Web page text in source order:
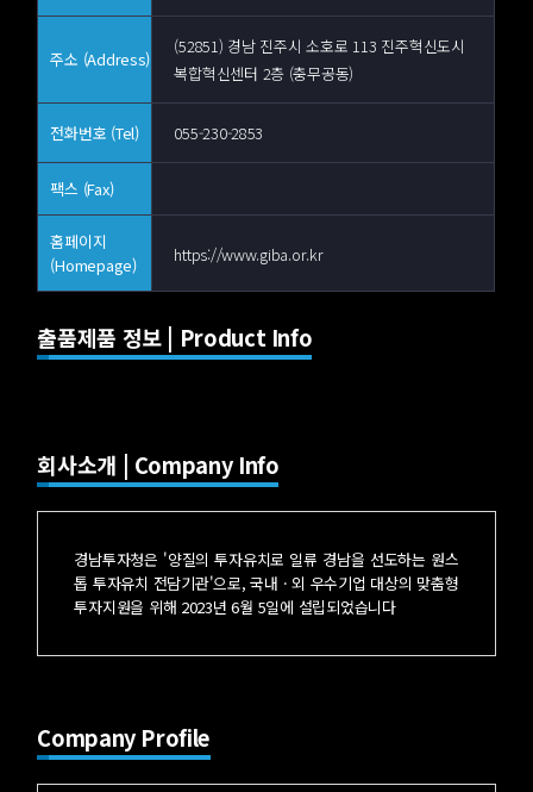
주소 (Address)
(52851) 경남 진주시 소호로 113 진주혁신도시
복합혁신센터 2층 (충무공동)
전화번호 (Tel) 055-230-2853
팩스 (Fax)
홈페이지
(Homepage)
https://www.giba.or.kr
출품제품 정보 | Product Info
회사소개 | Company Info
경남투자청은 '양질의 투자유치로 일류 경남을 선도하는 원스
톱 투자유치 전담기관'으로, 국내 · 외 우수기업 대상의 맞춤형
투자지원을 위해 2023년 6월 5일에 설립되었습니다
Company Profile